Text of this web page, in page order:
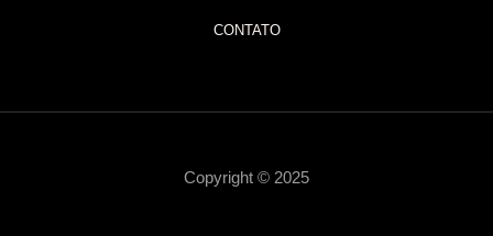
CONTATO
Copyright © 2025